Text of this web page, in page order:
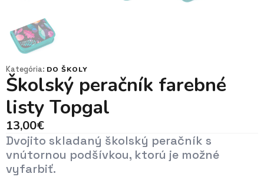
Kategória: DO ŠKOLY
Školský peračník farebné
listy Topgal
13,00€
Dvojito skladaný školský peračník s
vnútornou podšívkou, ktorú je možné
vyfarbiť.